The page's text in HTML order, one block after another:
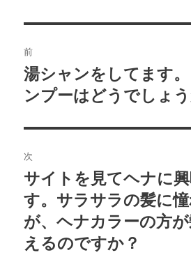
稿
ナ
ビ
ゲ
ー
シ
ョ
前
前
の
稿:
湯シャンをしてます
ンプーはどうでしょ
次
次
の
投
稿:
サイトを見てヘナに
す。サラサラの髪に
が、ヘナカラーの方
えるのですか？